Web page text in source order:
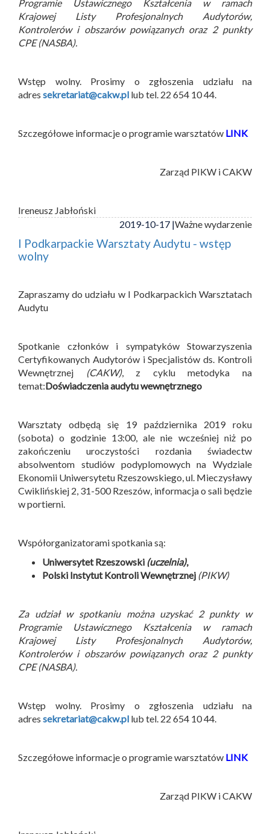
Programie Ustawicznego Kształcenia w ramach
Krajowej Listy Profesjonalnych Audytorów,
Kontrolerów i obszarów powiązanych oraz 2 punkty
CPE (NASBA).
Wstęp wolny. Prosimy o zgłoszenia udziału na
adres sekretariat@cakw.pl lub tel. 22 654 10 44.
Szczegółowe informacje o programie warsztatów LINK
Zarząd PIKW i CAKW
Ireneusz Jabłoński
2019-10-17 |Ważne wydarzenie
I Podkarpackie Warsztaty Audytu - wstęp
wolny
Zapraszamy do udziału w I Podkarpackich Warsztatach
Audytu
Spotkanie członków i sympatyków Stowarzyszenia
Certyfikowanych Audytorów i Specjalistów ds. Kontroli
Wewnętrznej
(CAKW), z cyklu metodyka na
temat:Doświadczenia audytu wewnętrznego
Warsztaty odbędą się 19 października 2019 roku
(sobota) o godzinie 13:00, ale nie wcześniej niż po
zakończeniu uroczystości rozdania świadectw
absolwentom studiów podyplomowych na Wydziale
Ekonomii Uniwersytetu Rzeszowskiego, ul. Mieczysławy
Cwiklińskiej 2, 31-500 Rzeszów, informacja o sali będzie
w portierni.
Współorganizatorami spotkania są:
Uniwersytet Rzeszowski (uczelnia),
Polski Instytut Kontroli Wewnętrznej (PIKW)
Za udział w spotkaniu można uzyskać 2 punkty w
Programie Ustawicznego Kształcenia w ramach
Krajowej Listy Profesjonalnych Audytorów,
Kontrolerów i obszarów powiązanych oraz 2 punkty
CPE (NASBA).
Wstęp wolny. Prosimy o zgłoszenia udziału na
adres sekretariat@cakw.pl lub tel. 22 654 10 44.
Szczegółowe informacje o programie warsztatów LINK
Zarząd PIKW i CAKW